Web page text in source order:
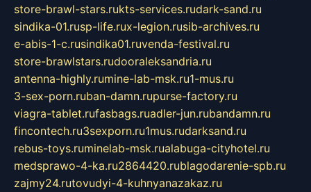
store-brawl-stars.rukts-services.rudark-sand.ru
sindika-01.rusp-life.rux-legion.rusib-archives.ru
e-abis-1-c.rusindika01.ruvenda-festival.ru
store-brawlstars.rudooraleksandria.ru
antenna-highly.rumine-lab-msk.ru1-mus.ru
3-sex-porn.ruban-damn.rupurse-factory.ru
viagra-tablet.rufasbags.ruadler-jun.rubandamn.ru
fincontech.ru3sexporn.ru1mus.rudarksand.ru
rebus-toys.ruminelab-msk.rualabuga-cityhotel.ru
medsprawo-4-ka.ru2864420.rublagodarenie-spb.ru
zajmy24.rutovudyi-4-kuhnyanazakaz.ru